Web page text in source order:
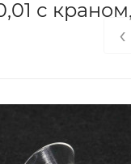
с
‹